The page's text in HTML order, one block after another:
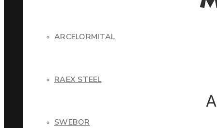
ARCELORMITAL
RAEX STEEL
SWEBOR